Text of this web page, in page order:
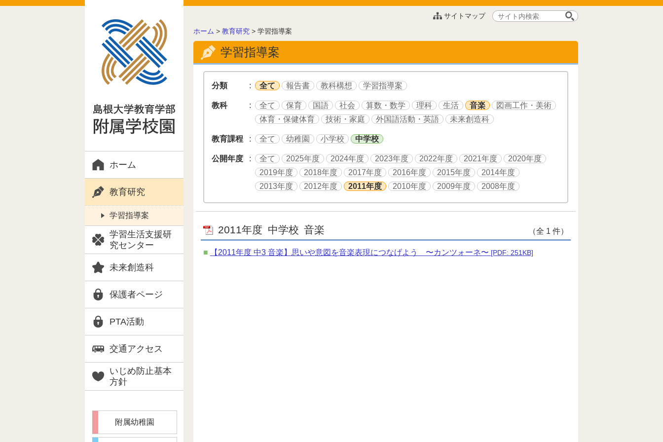
このページの本文へ
ホーム
教育研究
学習指導案
学習生活支援研
究センター
未来創造科
保護者ページ
PTA活動
交通アクセス
いじめ防止基本
方針
サイトマップ
サ
検
こ
の
ー
ホーム > 教育研究 > 学習指導案
学習指導案
分類 全て 報告書 教科構想 学習指導案
教科 全て 保育 国語 社会 算数・数学 理科 生活 音楽
図画工作・美術
体育・保健体育
技術・家庭 外国語活動・英語 未来創造科
教育課程 全て 幼稚園 小学校 中学校
公開年度 全て 2025年度 2024年度 2023年度 2022年度 2021年度
2020年度
2019年度
2018年度 2017年度 2016年度 2015年度
2014年度
2013年度
2012年度 2011年度 2010年度 2009年度 2008年度
2011年度 中学校 音楽 （全 1 件）
【2011年度 中3 音楽】思いや意図を音楽表現につなげよう 〜カンツォーネ〜 [PDF: 251KB]
附属幼稚園